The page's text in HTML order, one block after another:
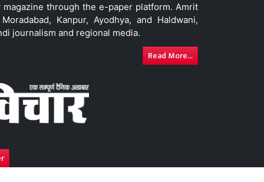
through the e-paper platform. Amrit
Kanpur, Ayodhya, and Haldwani,
journalism and regional media.
Read More...